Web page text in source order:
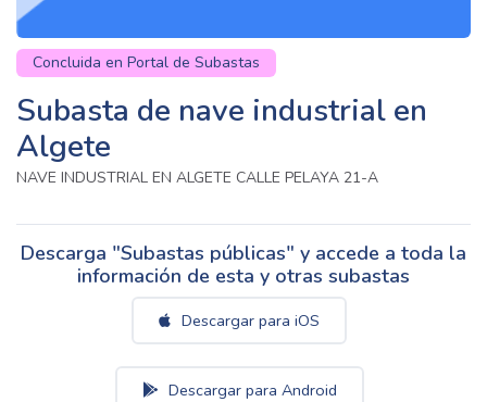
Concluida en Portal de Subastas
Subasta de nave industrial en
Algete
NAVE INDUSTRIAL EN ALGETE CALLE PELAYA 21-A
Descarga "Subastas públicas" y accede a toda la
información de esta y otras subastas
Descargar para iOS
Descargar para Android